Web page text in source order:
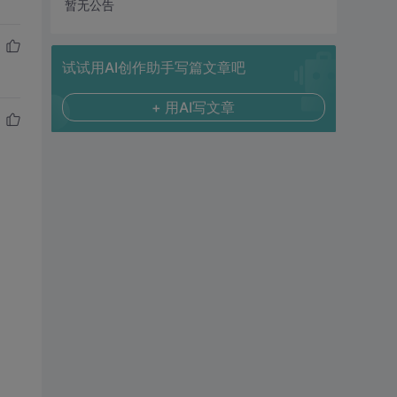
暂无公告
试试用AI创作助手写篇文章吧
+ 用AI写文章